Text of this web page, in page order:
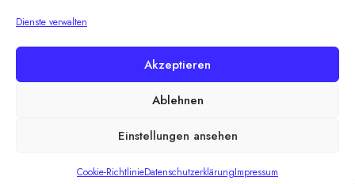
Dienste verwalten
Akzeptieren
Ablehnen
Einstellungen ansehen
Cookie-RichtlinieDatenschutzerklärungImpressum
Kontakt DSGVO
Cookie-Richtlinie (EU)
© Copyright Restaurant Kleines Haus 2026